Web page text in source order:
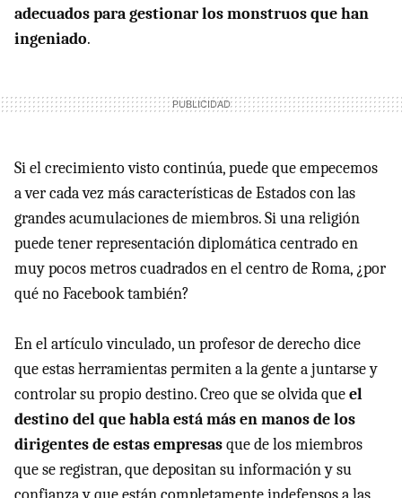
adecuados para gestionar los monstruos que han
ingeniado.
Si el crecimiento visto continúa, puede que empecemos
a ver cada vez más características de Estados con las
grandes acumulaciones de miembros. Si una religión
puede tener representación diplomática centrado en
muy pocos metros cuadrados en el centro de Roma, ¿por
qué no Facebook también?
En el artículo vinculado, un profesor de derecho dice
que estas herramientas permiten a la gente a juntarse y
controlar su propio destino. Creo que se olvida queel
destino del que habla está más en manos de los
dirigentes de estas empresasque de los miembros
que se registran, que depositan su información y su